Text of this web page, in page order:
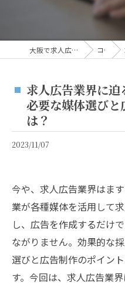
大阪で求人広告なら株式会社AOA コラム
求人広告業界に
必要な媒体選びと
は？
2023/11/07
今や、求人広告業界はま
業が各種媒体を活用して
し、広告を作成するだけ
ながりません。効果的な
選びと広告制作のポイン
す。今回は、求人広告業